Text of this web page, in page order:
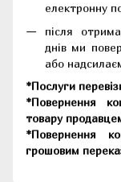
електронну
після
днів ми
або
*Послуги
*Повернення
товару
*Повернення
грошовим